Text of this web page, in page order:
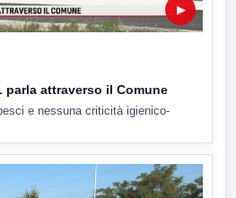
▶
parla attraverso il Comune
e nessuna criticità igienico-